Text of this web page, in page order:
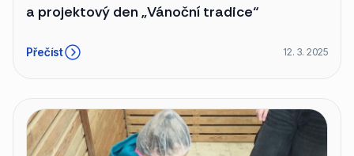
a projektový den „Vánoční tradice“
Přečíst 12. 3. 2025